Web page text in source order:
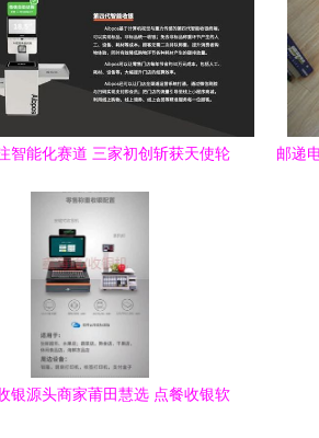
智能化赛道 三家初创斩获天使轮
邮递
银源头商家莆田慧选 点餐收银软